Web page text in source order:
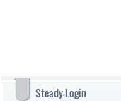
Steady-Login